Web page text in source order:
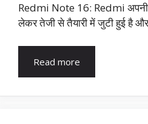
Redmi Note 16: Redmi
लेकर तेजी से तैयारी में जुटी हुई है
Read more